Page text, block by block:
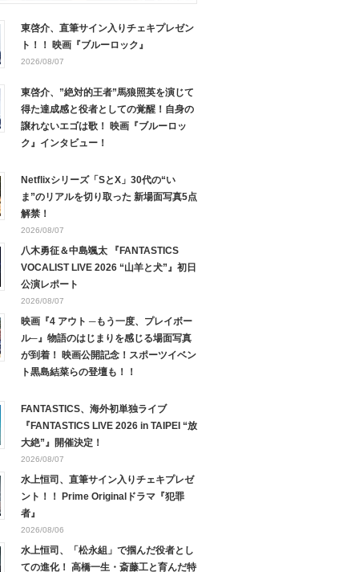
東啓介、直筆サイン入りチェキプレゼン
ト！！ 映画『ブルーロック』
2026/08/07
東啓介、”絶対的王者”馬狼照英を演じて
得た達成感と役者としての覚醒！自身の
譲れないエゴは歌！ 映画『ブルーロッ
ク』インタビュー！
Netflixシリーズ「SとX」30代の“い
ま”のリアルを切り取った 新場面写真5点
解禁！
2026/08/07
八木勇征＆中島颯太 『FANTASTICS
VOCALIST LIVE 2026 “山羊と犬”』初日
公演レポート
2026/08/07
映画『4 アウト ─もう一度、プレイボー
ル─』物語のはじまりを感じる場面写真
が到着！ 映画公開記念！スポーツイベン
ト黒島結菜らの登壇も！！
FANTASTICS、海外初単独ライブ
『FANTASTICS LIVE 2026 in TAIPEI “放
大絶”』開催決定！
2026/08/07
水上恒司、直筆サイン入りチェキプレゼ
ント！！ Prime Originalドラマ『犯罪
者』
2026/08/06
水上恒司、「松永組」で掴んだ役者とし
ての進化！ 高橋一生・斎藤工と育んだ特